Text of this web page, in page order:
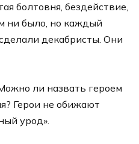
болтовня, бездействие,
ни было, но каждый
декабристы. Они
ли назвать героем
Герои не обижают
урод».